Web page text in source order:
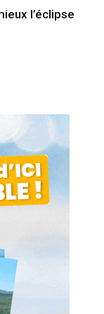
l’éclipse